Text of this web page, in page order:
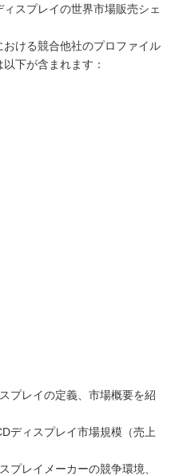
スプレイの世界市場販売シェ
ける競合他社のプロファイル
下が含まれます：
プレイの定義、市場概要を紹
ディスプレイ市場規模（売上
プレイメーカーの競争環境、